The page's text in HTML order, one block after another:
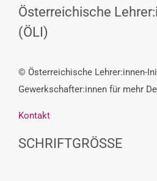
Österreichische
(ÖLI)
© Österreichische Lehrer:innen-
Gewerkschafter:innen für mehr
Kontakt
SCHRIFTGRÖSSE